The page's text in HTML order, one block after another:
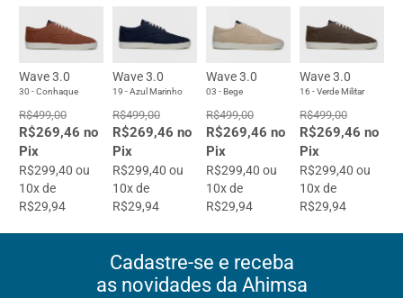
Wave 3.0
30 - Conhaque
R$499,00
R$269,46 no
Pix
R$299,40 ou
10x de
R$29,94
Wave 3.0
19 - Azul Marinho
R$499,00
R$269,46 no
Pix
R$299,40 ou
10x de
R$29,94
Wave 3.0
03 - Bege
R$499,00
R$269,46 no
Pix
R$299,40 ou
10x de
R$29,94
Wave 3.0
16 - Verde Militar
R$499,00
R$269,46 no
Pix
R$299,40 ou
10x de
R$29,94
Cadastre-se e receba
as novidades da Ahimsa